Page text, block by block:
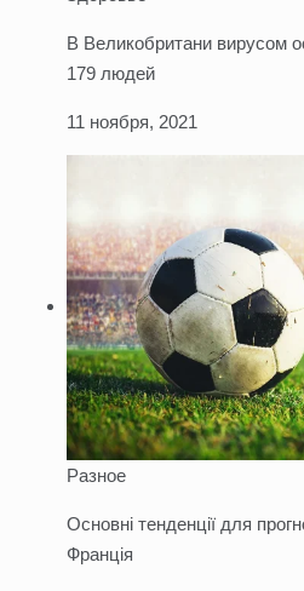
В Великобритани вирусом
179 людей
11 ноября, 2021
Разное
Основні тенденції для
Франція